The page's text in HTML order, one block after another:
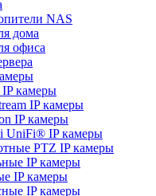
NAS
дома
офиса
камеры
IP камеры
IP камеры
UniFi® IP камеры
PTZ IP камеры
IP камеры
IP камеры
IP камеры